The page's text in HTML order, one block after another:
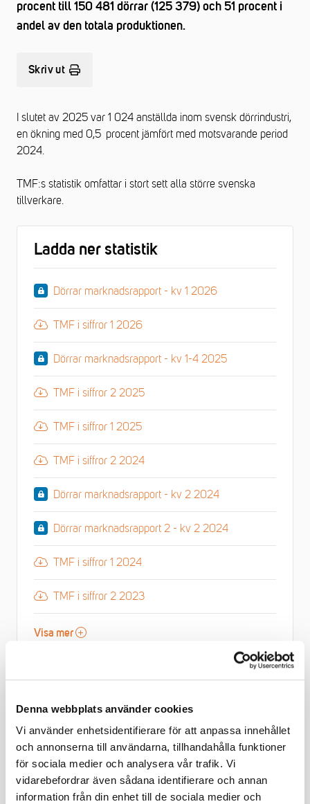
Denna webbplats använder cookies
Vi använder enhetsidentifierare för att anpassa innehållet
och annonserna till användarna, tillhandahålla funktioner
för sociala medier och analysera vår trafik. Vi
vidarebefordrar även sådana identifierare och annan
information från din enhet till de sociala medier och
procent till 150 481 dörrar (125 379) och 51 procent i
andel av den totala produktionen.
Skriv ut
I slutet av 2025 var 1 024 anställda inom svensk dörrindustri,
en ökning med 0,5 procent jämfört med motsvarande period
2024.
TMF:s statistik omfattar i stort sett alla större svenska
tillverkare.
Ladda ner statistik
Dörrar marknadsrapport - kv 1 2026
TMF i siffror 1 2026
Dörrar marknadsrapport - kv 1-4 2025
TMF i siffror 2 2025
TMF i siffror 1 2025
TMF i siffror 2 2024
Dörrar marknadsrapport - kv 2 2024
Dörrar marknadsrapport 2 - kv 2 2024
TMF i siffror 1 2024
TMF i siffror 2 2023
Visa mer